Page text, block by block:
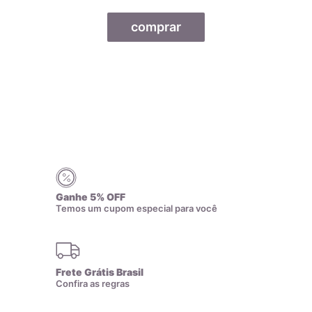
Certificado de Qualidade AMAGOLD
Todas as nossas joias são fabricadas por indústrias que
comprar
Ganhe 5% OFF
Temos um cupom especial para você
Frete Grátis Brasil
Confira as regras